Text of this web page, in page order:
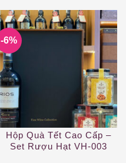
-6%
Hộp Quà Tết Cao Cấp –
Set Rượu Hạt VH-003